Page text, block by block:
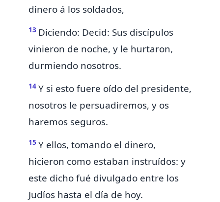
dinero á los soldados,
13 Diciendo: Decid: Sus discípulos
vinieron de noche, y le hurtaron,
durmiendo nosotros.
14 Y si esto fuere oído del presidente,
nosotros le persuadiremos, y os
haremos seguros.
15 Y ellos, tomando el dinero,
hicieron como estaban instruídos: y
este dicho fué divulgado entre los
Judíos hasta el día de hoy.